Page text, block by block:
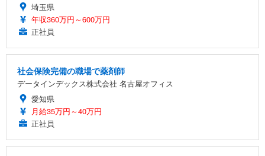
埼玉県
年収360万円～600万円
正社員
社会保険完備の職場で薬剤師
データインデックス株式会社 名古屋オフィス
愛知県
月給35万円～40万円
正社員